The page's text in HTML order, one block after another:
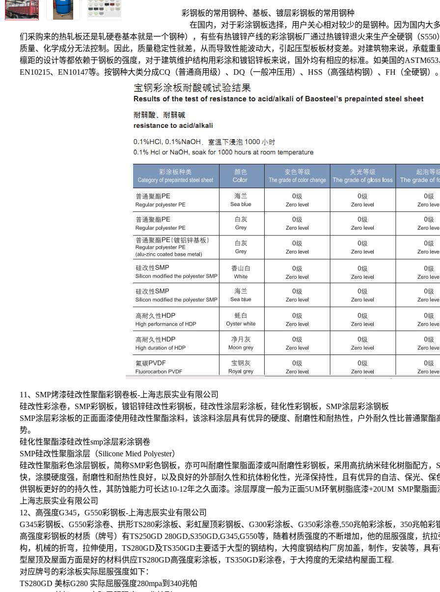
彩钢板的常用钢种、基板、镀层彩钢板的常用钢种
在国内，对于彩涂钢板选择，用户关心相对较少的是钢种。因为国内大
们采购来的热轧板还是轧硬卷基本就是一个钢种），有些有热镀锌产线的彩涂钢板厂通过热镀锌退火来生产全硬钢（
质量、化学成分无法控制。因此，质量稳定性就差，从而导致性能波动大，引起压型板板材变差。对建筑物来说，承载
檩距的设计等都依赖于钢板的强度，对于建筑维护结构用彩涂和镀铝锌板来说，国外均有相应的标准。如美国的ASTM653
EN10215、EN10147等。按钢种大类分成CQ（普通商用级）、DQ（一般冲压用）、HSS（高强结构钢）、FH（全硬钢
11、SMP烤漆硅改性聚酯彩钢卷板-上海志辰实业有限公司
硅改性彩涂卷，SMP彩钢板，镀铝锌硅改性彩钢板，硅改性涂层彩涂板，硅化性彩钢板，SMP涂层彩涂钢板
SMP涂层彩涂板的正面面漆使用硅改性聚酯涂料，该涂料涂层具有优异的硬度、耐磨性和耐热性，户外耐久性比普通聚
势。
硅化性聚酯漆硅改性smp涂层彩涂钢卷
SMP硅改性聚脂涂层（Silicone Mied Polyester）
硅改性聚脂彩色涂层钢板，简称SMP彩色钢板，亦可叫耐磨性聚脂面漆或叫耐磨性彩钢板，采用高抗纳米硅化树脂配方
快，涂膜硬度强，耐磨性和耐热性良好，以及良好的外部耐久性和抗体粉化性，光泽保持性，且有优异的自洁、保光、保
供钢板更好的的持久性，其防蚀能力可长达10-12年之久面漆。涂层厚度一般为正面5UM环氧树脂底漆+20UM SMP聚脂
上海志辰实业有限公司
12、高强度G345，G550彩钢板-上海志辰实业有限公司
G345彩钢板、G550彩涂卷、拱形TS280彩涂板、彩虹屋顶彩钢板、G300彩涂板、G350彩涂卷,550兆帕彩涂板，350兆帕彩
高强度彩钢板的材质（牌号）有TS250GD 280GD,S350GD,G345,G550等，随着材质强度的不断增加，他的屈服强度，抗
构，机械的折弯，拉伸使用，TS280GD及TS350GD主要适于大型的钢结构，大挎度钢结构厂房加盖，制作，安装等，具
型屋顶及屋面方面是好的材料供应TS280GD高强度彩涂板，TS350GD彩涂卷，于大挎度的无梁结构屋面工程.
对应牌号的彩涂板实际屈服强度如下：
TS280GD 美标G280 实际屈服强度280mpa到340兆帕